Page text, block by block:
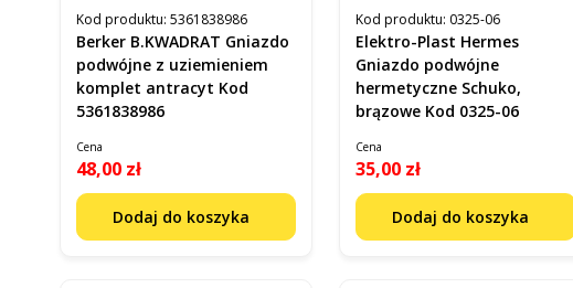
Kod produktu: 5361838986
Berker B.KWADRAT Gniazdo
podwójne z uziemieniem
komplet antracyt Kod
5361838986
Cena
48,00 zł
Dodaj do koszyka
Kod produktu: 0325-06
Elektro-Plast Hermes
Gniazdo podwójne
hermetyczne Schuko,
brązowe Kod 0325-06
Cena
35,00 zł
Dodaj do koszyka